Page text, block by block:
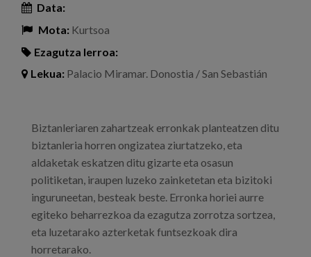
Data:
Mota: Kurtsoa
Ezagutza lerroa:
Lekua: Palacio Miramar. Donostia / San Sebastián
Biztanleriaren zahartzeak erronkak planteatzen ditu
biztanleria horren ongizatea ziurtatzeko, eta
aldaketak eskatzen ditu gizarte eta osasun
politiketan, iraupen luzeko zainketetan eta bizitoki
inguruneetan, besteak beste. Erronka horiei aurre
egiteko beharrezkoa da ezagutza zorrotza sortzea,
eta luzetarako azterketak funtsezkoak dira
horretarako.